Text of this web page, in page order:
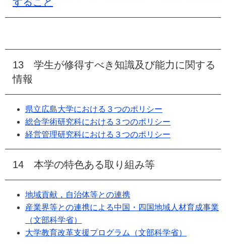
13 学生が修得すべき知識及び能力に関する
情報
県立広島大学における３つのポリシー
総合学術研究科における３つのポリシー
経営管理研究科における３つのポリシー
14 本学の特色ある取り組み等
地域貢献，自治体等との連携
産業界等との連携による中国・四国地域人材育成事業
（文部科学省）
大学教育改革支援プログラム（文部科学省）